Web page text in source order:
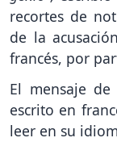
recortes de
de la
francés, por
El mensaje
escrito en
leer en su